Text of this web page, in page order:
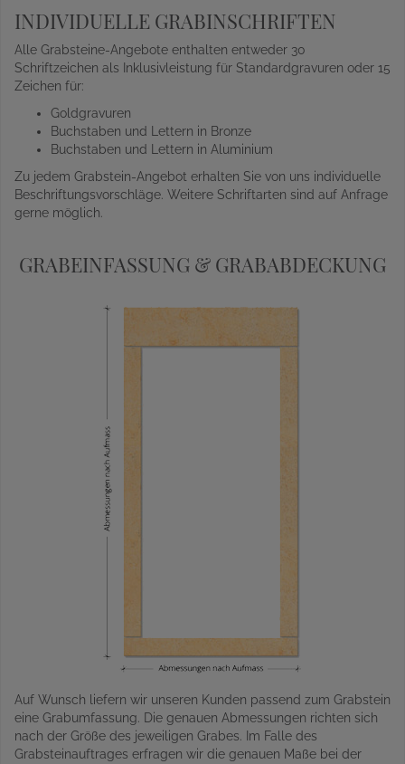
INDIVIDUELLE GRABINSCHRIFTEN
Alle Grabsteine-Angebote enthalten entweder 30
Schriftzeichen als Inklusivleistung für Standardgravuren oder 15
Zeichen für:
Goldgravuren
Buchstaben und Lettern in Bronze
Buchstaben und Lettern in Aluminium
Zu jedem Grabstein-Angebot erhalten Sie von uns individuelle
Beschriftungsvorschläge. Weitere Schriftarten sind auf Anfrage
gerne möglich.
GRABEINFASSUNG & GRABABDECKUNG
Auf Wunsch liefern wir unseren Kunden passend zum Grabstein
eine Grabumfassung. Die genauen Abmessungen richten sich
nach der Größe des jeweiligen Grabes. Im Falle des
Grabsteinauftrages erfragen wir die genauen Maße bei der